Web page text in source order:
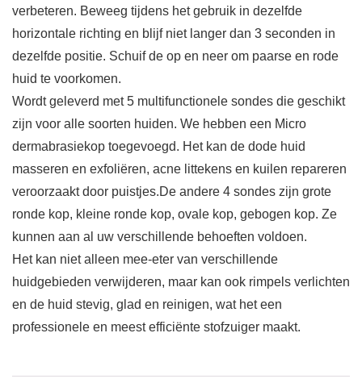
verbeteren. Beweeg tijdens het gebruik in dezelfde
horizontale richting en blijf niet langer dan 3 seconden in
dezelfde positie. Schuif de op en neer om paarse en rode
huid te voorkomen.
Wordt geleverd met 5 multifunctionele sondes die geschikt
zijn voor alle soorten huiden. We hebben een Micro
dermabrasiekop toegevoegd. Het kan de dode huid
masseren en exfoliëren, acne littekens en kuilen repareren
veroorzaakt door puistjes.De andere 4 sondes zijn grote
ronde kop, kleine ronde kop, ovale kop, gebogen kop. Ze
kunnen aan al uw verschillende behoeften voldoen.
Het kan niet alleen mee-eter van verschillende
huidgebieden verwijderen, maar kan ook rimpels verlichten
en de huid stevig, glad en reinigen, wat het een
professionele en meest efficiënte stofzuiger maakt.